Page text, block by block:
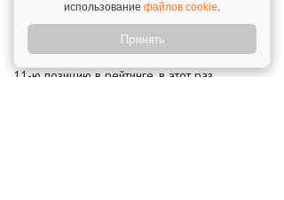
Впервые спал интерес к франшизе суши-
ресторанов, уверяетСемина
"Суши Шоп", прежде занимавшая5-ю, а затем
11-ю позицию в рейтинге, в этот раз
использование файлов cookie.
Принять